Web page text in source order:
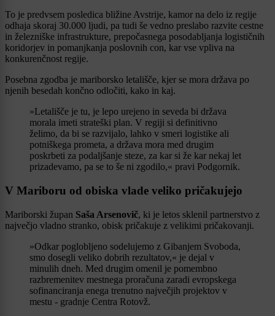
To je predvsem posledica bližine Avstrije, kamor na delo iz regije
odhaja skoraj 30.000 ljudi, pa tudi še vedno preslabo razvite cestne
in železniške infrastrukture, prepočasnega posodabljanja logističnih
koridorjev in pomanjkanja poslovnih con, kar vse vpliva na
konkurenčnost regije.
Posebna zgodba je mariborsko letališče, kjer se mora država po
njenih besedah končno odločiti, kako in kaj.
»Letališče je tu, je lepo urejeno in seveda bi država
morala imeti strateški plan. V regiji si definitivno
želimo, da bi se razvijalo, lahko v smeri logistike ali
potniškega prometa, a država mora med drugim
poskrbeti za podaljšanje steze, za kar si že kar nekaj let
prizadevamo, pa se to še ni zgodilo,« pravi Podgornik.
V Mariboru od obiska vlade veliko pričakujejo
Mariborski župan Saša Arsenovič, ki je letos sklenil partnerstvo z
največjo vladno stranko, obisk pričakuje z velikimi pričakovanji.
»Odkar poglobljeno sodelujemo z Gibanjem Svoboda,
smo dosegli veliko dobrih rezultatov,« je dejal v
minulih dneh. Med drugim omenil je pomembno
razbremenitev mestnega proračuna zaradi evropskega
sofinanciranja enega trenutno največjih projektov v
mestu - gradnje Centra Rotovž.